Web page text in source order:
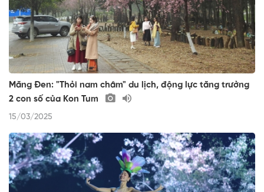
Măng Đen: "Thỏi nam châm" du lịch, động lực tăng trưởng
2 con số của Kon Tum
15/03/2025